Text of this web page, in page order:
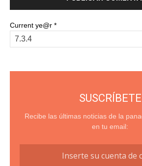
Current ye@r *
SUSCRÍBETE
Recibe las últimas noticias de la
en tu email: